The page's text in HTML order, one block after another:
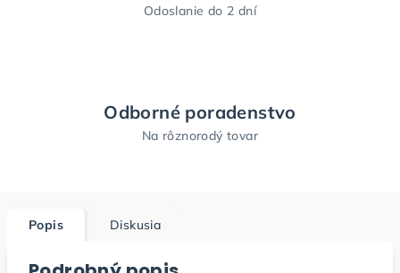
Odoslanie do 2 dní
Odborné poradenstvo
Na rôznorodý tovar
Popis Diskusia